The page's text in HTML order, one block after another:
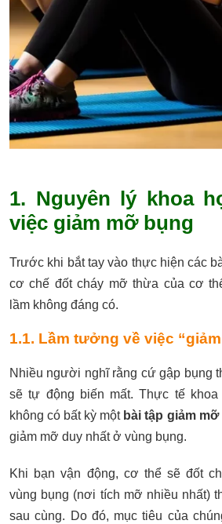
1. Nguyên lý khoa
việc giảm mỡ bụng
Trước khi bắt tay vào thực hiện các
cơ chế đốt cháy mỡ thừa của cơ
lầm không đáng có.
1.1. Lầm tưởng về việc
Nhiều người nghĩ rằng cứ gập bụng
sẽ tự động biến mất. Thực tế
không có bất kỳ một bài tập giảm
giảm mỡ duy nhất ở vùng bụng.
Khi bạn vận động, cơ thể sẽ đốt
vùng bụng (nơi tích mỡ nhiều nhất)
sau cùng. Do đó, mục tiêu của